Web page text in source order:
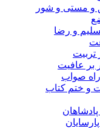
و مستی و شور
و رضا
تربیت
بر عافیت
راه صواب
و ختم کتاب